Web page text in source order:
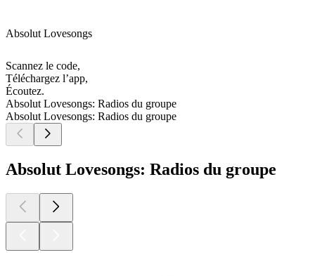
Absolut Lovesongs
Scannez le code,
Téléchargez l’app,
Écoutez.
Absolut Lovesongs: Radios du groupe
Absolut Lovesongs: Radios du groupe
Absolut Lovesongs: Radios du groupe